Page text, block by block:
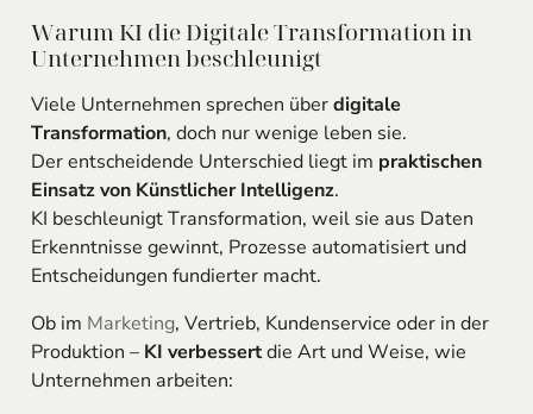
Warum KI die Digitale Transformation in
Unternehmen beschleunigt
Viele Unternehmen sprechen überdigitale
Transformation, doch nur wenige leben sie.
Der entscheidende Unterschied liegt im praktischen
Einsatz von Künstlicher Intelligenz.
KI beschleunigt Transformation, weil sie aus Daten
Erkenntnisse gewinnt, Prozesse automatisiert und
Entscheidungen fundierter macht.
Ob im Marketing, Vertrieb, Kundenservice oder in der
Produktion – KI verbessertdie Art und Weise, wie
Unternehmen arbeiten: